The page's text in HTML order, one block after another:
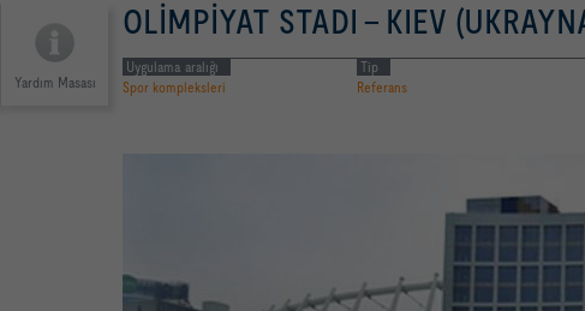
SAYFASI
Yardım Masası
OLİMPİYAT STADI - KIEV
Uygulama aralığı
Spor kompleksleri
Tip
Referans